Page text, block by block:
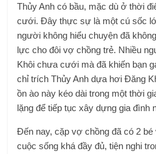
Thủy Anh có bầu, mặc dù ở thời
cưới. Đây thực sự là một cú sốc
người không hiểu chuyện đã
lực cho đôi vợ chồng trẻ. Nhiều
Khôi chưa cưới mà đã khiến bạn
chỉ trích Thủy Anh dựa hơi Đăng
ồn ào này kéo dài trong một thời
lặng để tiếp tục xây dựng gia đình
Đến nay, cặp vợ chồng đã có 2
cuộc sống khá đầy đủ, tiện nghi